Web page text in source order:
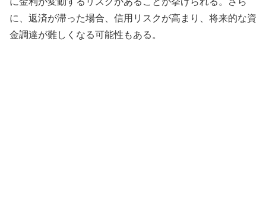
に、返済が滞った場合、信用リスクが高まり、将来的な資
金調達が難しくなる可能性もある。